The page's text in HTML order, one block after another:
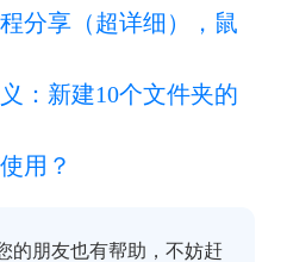
分享（超详细），鼠
：新建10个文件夹的
用？
的朋友也有帮助，不妨赶